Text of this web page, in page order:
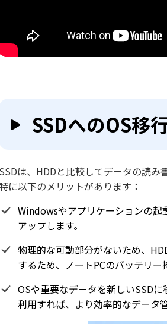
SSDへのOS移
SSDは、HDDと比較してデータの読み
特に以下のメリットがあります：
Windowsやアプリケーションの起
アップします。
物理的な可動部分がないため、
するため、ノートPCのバッテリー
OSや重要なデータを新しいSSD
利用すれば、より効率的なデータ